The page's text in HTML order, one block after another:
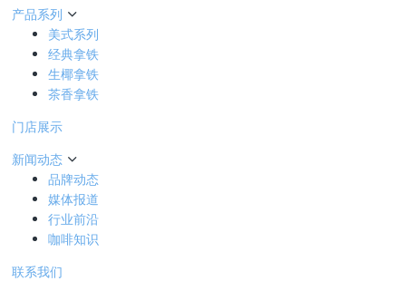
产品系列
美式系列
经典拿铁
生椰拿铁
茶香拿铁
门店展示
新闻动态
品牌动态
媒体报道
行业前沿
咖啡知识
联系我们